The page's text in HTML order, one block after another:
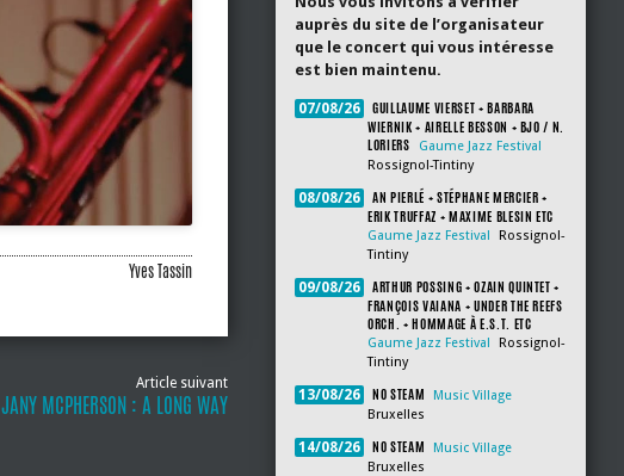
Yves Tassin
Article suivant
JANY MCPHERSON : A LONG WAY
auprès du site de l’organisateur
que le concert qui vous intéresse
est bien maintenu.
07/08/26
GUILLAUME VIERSET + BARBARA
WIERNIK + AIRELLE BESSON + BJO / N.
LORIERS
Gaume Jazz Festival
Rossignol-Tintiny
08/08/26
AN PIERLÉ + STÉPHANE MERCIER +
ERIK TRUFFAZ + MAXIME BLESIN ETC
Gaume Jazz Festival
Rossignol-
Tintiny
09/08/26
ARTHUR POSSING + OZAIN QUINTET +
FRANÇOIS VAIANA + UNDER THE REEFS
ORCH. + HOMMAGE À E.S.T. ETC
Gaume Jazz Festival
Rossignol-
Tintiny
13/08/26 NO STEAM
Music Village
Bruxelles
14/08/26 NO STEAM
Music Village
Bruxelles